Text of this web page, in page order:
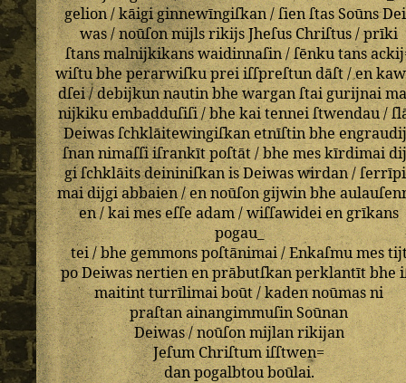
gelion/kāigiginnewīngiſkan/ſienſtasSoūns
was/noūſonmijls rikijs JheſusChriſtus/prīki
ſtansmalnijkikanswaidinnaſin/ſēnku tans
wiſtubheperarwiſkupreiiſſpreſtundāſt/en
dſei/debijkunnautinbhewargan ſtaigurijnai
nijkikuembadduſiſi/bhekaitenneiſtwendau/
Deiwasſchklāitewingiſkan etnīſtinbhe
ſnan nimaſſiiſrankītpoſtāt/bhemes kīrdimai
giſchklāitsdeininiſkanisDeiwaswirdan/
maidijgiabbaien/ennoūſongijwinbhe
en/kaimeseſſe adam/wiſſawidei en grīkans
pogau_
tei/bhegemmonspoſtānimai/Enkaſmumes
poDeiwasnertienenprābutſkanperklantītbhe
maitintturrīlimaiboūt/kadennoūmas ni
praſtanainangimmuſinSoūnan
Deiwas/noūſonmijlanrikijan
Jeſum Chriſtumiſſtwen=
danpogalbtouboūlai.